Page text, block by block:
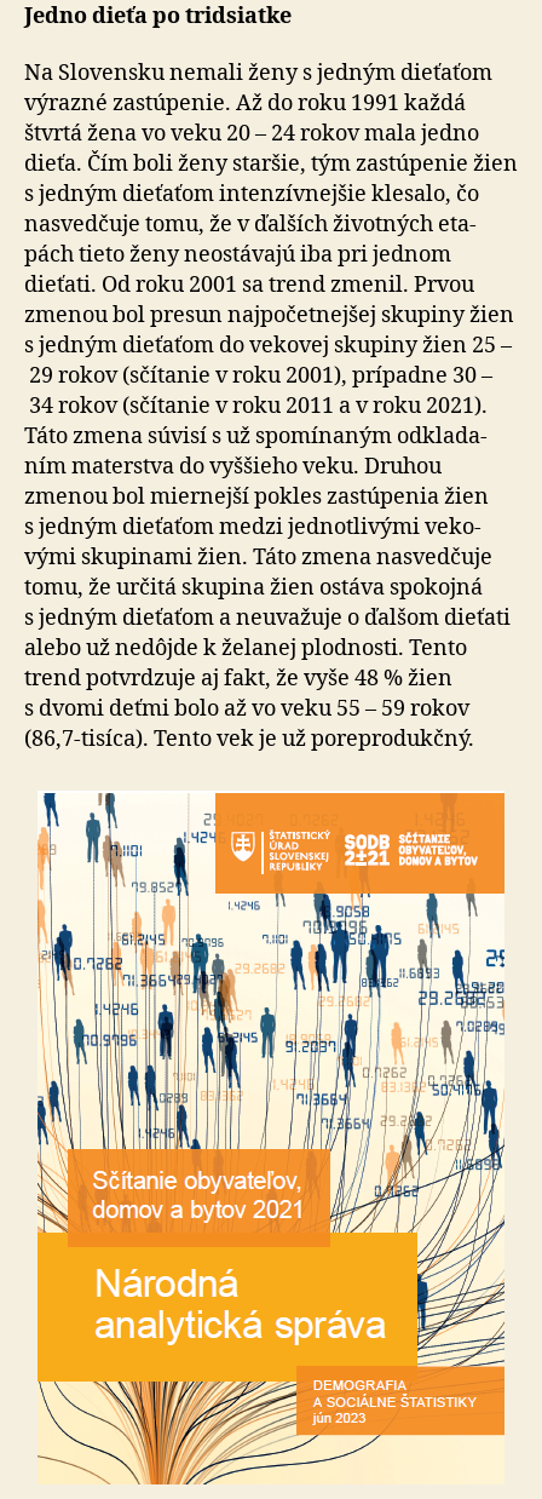
Jedno dieťa po trid­siatke
Na Slovensku nemali ženy s jed­ným die­ťa­ťom
vý­raz­né zastú­penie. Až do roku 1991 každá
štvrtá žena vo veku 20 – 24 rokov mala jedno
dieťa. Čím boli ženy staršie, tým zastú­penie žien
s jed­ným die­ťa­ťom inten­zív­nej­šie kle­salo, čo
nasved­čuje tomu, že v ďal­ších ži­vot­ných eta­
pách tieto ženy ne­ostá­vajú iba pri jed­nom
dieťati. Od roku 2001 sa trend zmenil. Prvou
zmenou bol presun naj­po­čet­nej­šej skupiny žien
s jed­ným dieťaťom do ve­ko­vej skupiny žien 25 –
29 rokov (sčí­tanie v roku 2001), prí­pad­ne 30 –
34 rokov (sčí­tanie v roku 2011 a v roku 2021).
Táto zmena súvisí s už spo­mí­na­ným od­kla­da­
ním ma­ter­stva do vyš­šieho veku. Druhou
zmenou bol mier­nejší pokles zastú­penia žien
s jed­ným die­ťa­ťom medzi jed­not­li­vými ve­ko­
vými sku­pi­nami žien. Táto zmena nasved­čuje
tomu, že určitá sku­pina žien ostáva spo­kojná
s jed­ným die­ťa­ťom a ne­u­va­žuje o ďal­šom dieťati
alebo už ne­dôj­de k že­la­nej plod­nosti. Tento
trend potvr­dzuje aj fakt, že vyše 48 % žien
s dvomi deťmi bolo až vo veku 55 – 59 rokov
(86,7-ti­síca). Tento vek je už po­re­pro­duk­čný.